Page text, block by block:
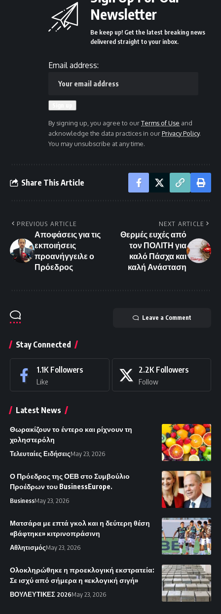
Newsletter
Be keep up! Get the latest breaking news
delivered straight to your inbox.
Email address:
By signing up, you agree to ourTerms of Use and
acknowledge the data practices in ourPrivacy Policy.
You may unsubscribe at any time.
Share This Article
PREVIOUS ARTICLE
Αποφάσεις για τις
εκποιήσεις
προανήγγειλε ο
Πρόεδρος
NEXT ARTICLE
Θερμές ευχές από
τον ΠΟΛΙΤΗ για
καλό Πάσχα και
καλή Ανάσταση
Leave a Comment
Stay Connected
1.1K Followers
Like
2.2K Followers
Follow
Latest News
Θωρακίζουν το έντερο και ρίχνουν τη
χοληστερόλη
Τελευταίες ΕιδήσειςMay 23, 2026
Ο Πρόεδρος της ΟΕΒ στο Συμβούλιο
Προέδρων του BusinessEurope.
BusinessMay 23, 2026
Ματσάρα με επτά γκολ και η δεύτερη θέση
«βάφτηκε» κιτρινοπράσινη
ΑθλητισμόςMay 23, 2026
Ολοκληρώθηκε η προεκλογική εκστρατεία:
Σε ισχύ από σήμερα η «εκλογική σιγή»
ΒΟΥΛΕΥΤΙΚΕΣ 2026May 23, 2026